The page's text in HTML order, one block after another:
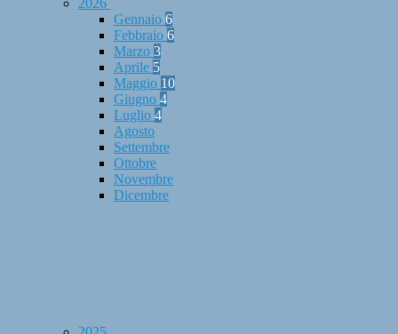
2026
Gennaio 6
Febbraio 6
Marzo 3
Aprile 5
Maggio 10
Giugno 4
Luglio 4
Agosto
Settembre
Ottobre
Novembre
Dicembre